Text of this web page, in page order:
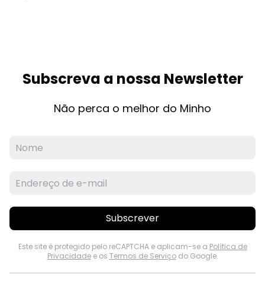
Subscreva a nossa Newsletter
Não perca o melhor do Minho
Subscrever
Este site é protegido pelo reCAPTCHA e aplicam-se a Política de
Privacidadee os Termos de Serviçodo Google.